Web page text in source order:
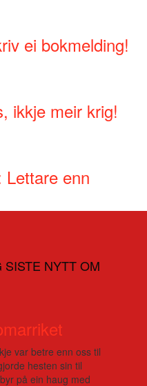
ei bokmelding!
ikkje meir krig!
Lettare enn
NYTT OM
var betre enn oss til
hesten sin til
på ein haug med